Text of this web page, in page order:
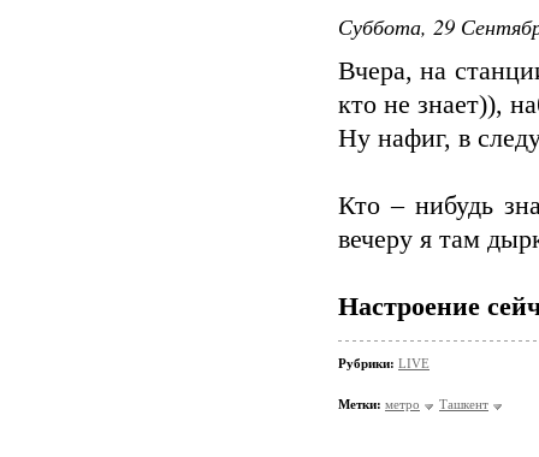
Суббота, 29
Вчера, на
кто не знает)),
Ну нафиг, в
Кто – нибудь
вечеру я там
Настроение
Рубрики: LIVE
Метки: метро Ташкент